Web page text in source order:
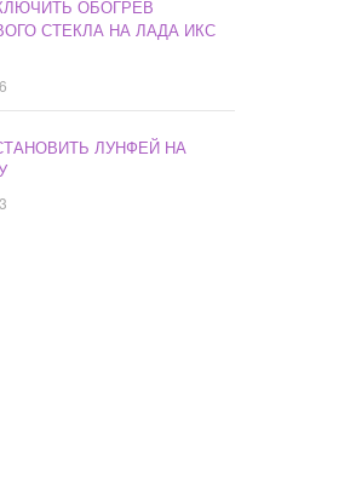
ОБОГРЕВ
СТЕКЛА НА ЛАДА ИКС
ЛУНФЕЙ НА